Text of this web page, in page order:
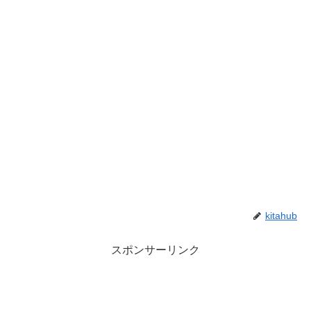
kitahub
スポンサーリンク